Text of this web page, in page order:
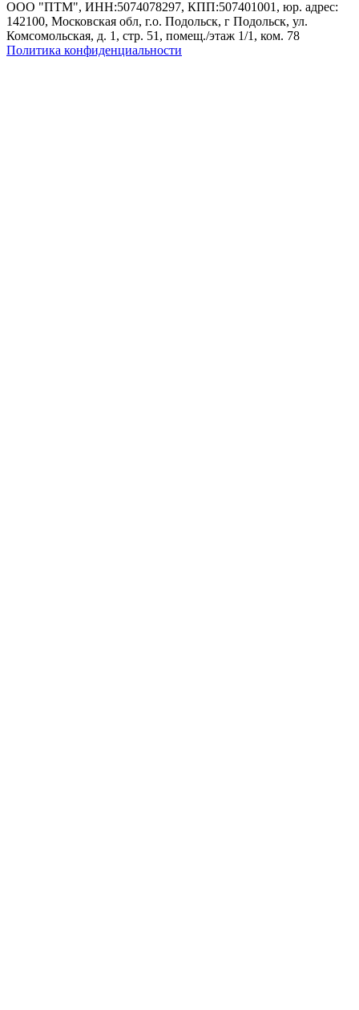
ООО "ПТМ", ИНН:5074078297, КПП:507401001, юр. адрес:
142100, Московская обл, г.о. Подольск, г Подольск, ул.
Комсомольская, д. 1, стр. 51, помещ./этаж 1/1, ком. 78
Политика конфиденциальности